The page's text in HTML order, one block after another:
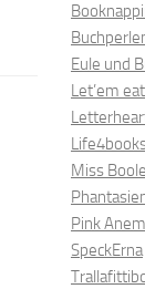
Eule und
Let’em
Miss
Pink
SpeckErna